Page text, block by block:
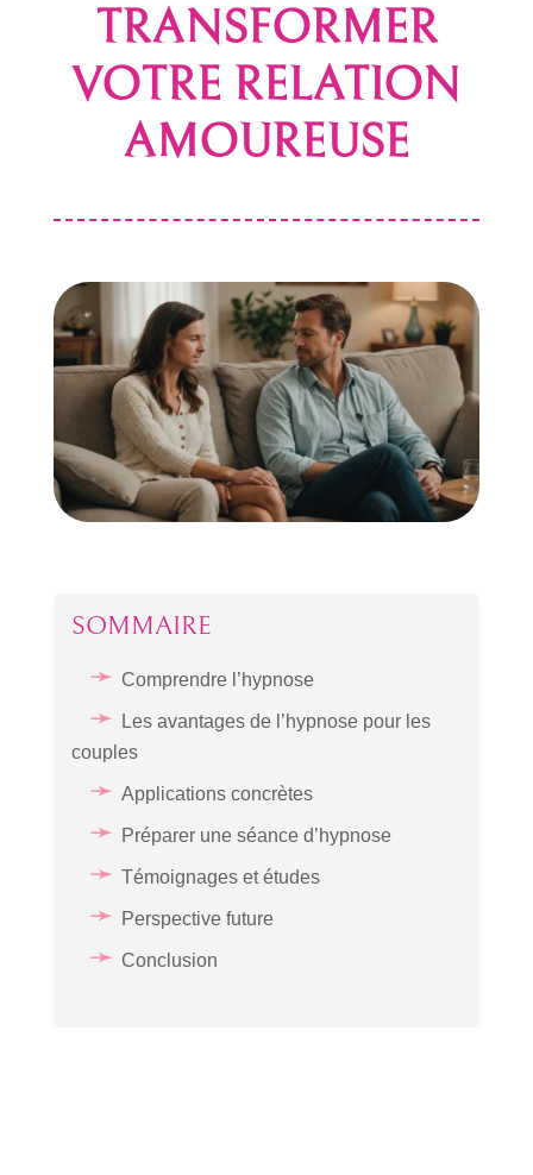
TRANSFORMER
VOTRE RELATION
AMOUREUSE
SOMMAIRE
Comprendre l’hypnose
Les avantages de l’hypnose pour les
couples
Applications concrètes
Préparer une séance d’hypnose
Témoignages et études
Perspective future
Conclusion